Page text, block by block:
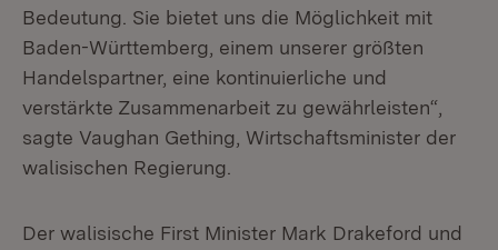
Bedeutung. Sie bietet uns die Möglichkeit mit
Baden-Württemberg, einem unserer größten
Handelspartner, eine kontinuierliche und
verstärkte Zusammenarbeit zu gewährleisten“,
sagte Vaughan Gething, Wirtschaftsminister der
walisischen Regierung.
Der walisische First Minister Mark Drakeford und